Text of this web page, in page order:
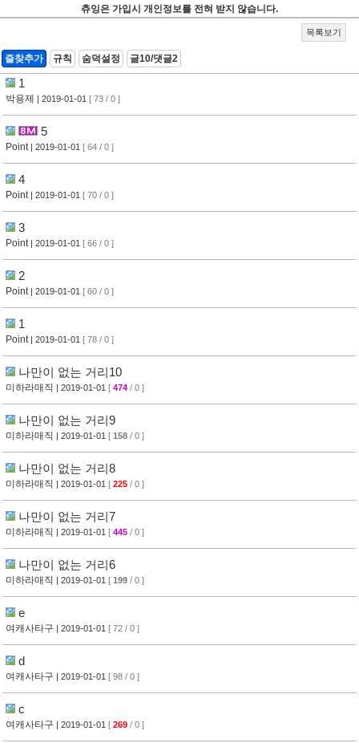
츄잉은 가입시 개인정보를 전혀 받지 않습니다.
목록보기
즐찾추가 규칙 숨덕설정 글10/댓글2
1
박용제 | 2019-01-01 [ 73 / 0 ]
5
Point | 2019-01-01 [ 64 / 0 ]
4
Point | 2019-01-01 [ 70 / 0 ]
3
Point | 2019-01-01 [ 66 / 0 ]
2
Point | 2019-01-01 [ 60 / 0 ]
1
Point | 2019-01-01 [ 78 / 0 ]
나만이 없는 거리10
미하라매직 | 2019-01-01 [ 474 / 0 ]
나만이 없는 거리9
미하라매직 | 2019-01-01 [ 158 / 0 ]
나만이 없는 거리8
미하라매직 | 2019-01-01 [ 225 / 0 ]
나만이 없는 거리7
미하라매직 | 2019-01-01 [ 445 / 0 ]
나만이 없는 거리6
미하라매직 | 2019-01-01 [ 199 / 0 ]
e
여캐사타구 | 2019-01-01 [ 72 / 0 ]
d
여캐사타구 | 2019-01-01 [ 98 / 0 ]
c
여캐사타구 | 2019-01-01 [ 269 / 0 ]